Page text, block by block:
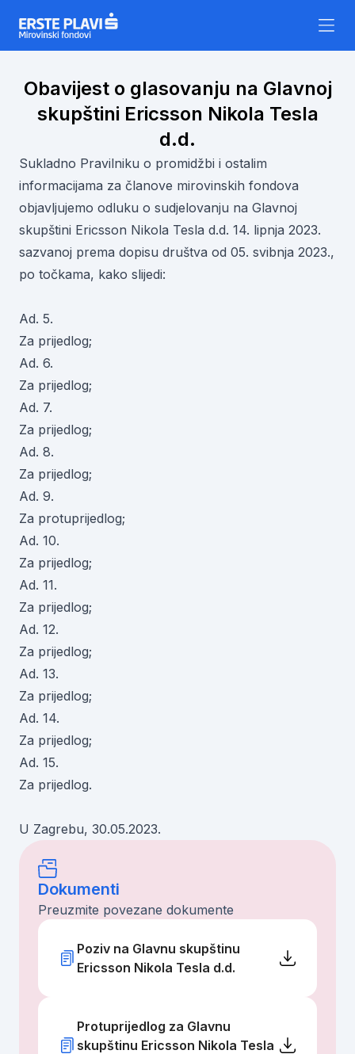
Obavijest o glasovanju na Glavnoj
skupštini Ericsson Nikola Tesla
d.d.
Sukladno Pravilniku o promidžbi i ostalim
informacijama za članove mirovinskih fondova
objavljujemo odluku o sudjelovanju na Glavnoj
skupštini Ericsson Nikola Tesla d.d. 14. lipnja 2023.
sazvanoj prema dopisu društva od 05. svibnja 2023.,
po točkama, kako slijedi:
Ad. 5.
Za prijedlog;
Ad. 6.
Za prijedlog;
Ad. 7.
Za prijedlog;
Ad. 8.
Za prijedlog;
Ad. 9.
Za protuprijedlog;
Ad. 10.
Za prijedlog;
Ad. 11.
Za prijedlog;
Ad. 12.
Za prijedlog;
Ad. 13.
Za prijedlog;
Ad. 14.
Za prijedlog;
Ad. 15.
Za prijedlog.
U Zagrebu, 30.05.2023.
Dokumenti
Preuzmite povezane dokumente
Poziv na Glavnu skupštinu
Ericsson Nikola Tesla d.d.
Protuprijedlog za Glavnu
skupštinu Ericsson Nikola Tesla